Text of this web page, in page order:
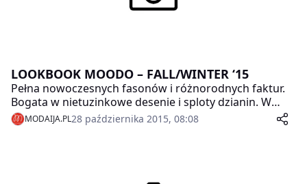
LOOKBOOK MOODO – FALL/WINTER ‘15
Pełna nowoczesnych fasonów i różnorodnych faktur.
Bogata w nietuzinkowe desenie i sploty dzianin. W
kilku słowach można przedstawić jesienno-zimową
kolekcję MOODO wraz z jej ilustracją, najnowszym
MODAIJA.PL28 października 2015, 08:08